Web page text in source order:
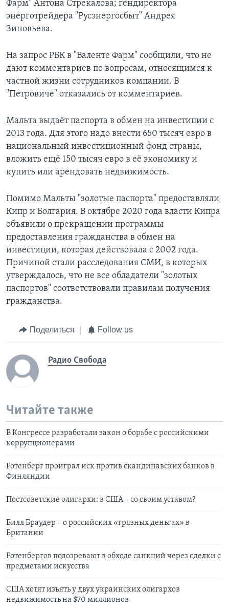
Фарм" Антона Стрекалова; гендиректора
энерготрейдера "Русэнергосбыт" Андрея
Зиновьева.
На запрос РБК в "Валенте Фарм" сообщили, что не
дают комментариев по вопросам, относящимся к
частной жизни сотрудников компании. В
"Петровиче" отказались от комментариев.
Мальта выдаёт паспорта в обмен на инвестиции с
2013 года. Для этого надо внести 650 тысяч евро в
национальный инвестиционный фонд страны,
вложить ещё 150 тысяч евро в её экономику и
купить или арендовать недвижимость.
Помимо Мальты "золотые паспорта" предоставляли
Кипр и Болгария. В октябре 2020 года власти Кипра
объявили о прекращении программы
предоставления гражданства в обмен на
инвестиции, которая действовала с 2002 года.
Причиной стали расследования СМИ, в которых
утверждалось, что не все обладатели "золотых
паспортов" соответствовали правилам получения
гражданства.
Поделиться Follow us
Радио Свобода
Читайте также
В Конгрессе разработали закон о борьбе с российскими
коррупционерами
Ротенберг проиграл иск против скандинавских банков в
Финляндии
Постсоветские олигархи: в США – со своим уставом?
Билл Браудер – о российских «грязных деньгах» в
Британии
Ротенбергов подозревают в обходе санкций через сделки с
предметами искусства
США хотят изъять у двух украинских олигархов
недвижимость на $70 миллионов